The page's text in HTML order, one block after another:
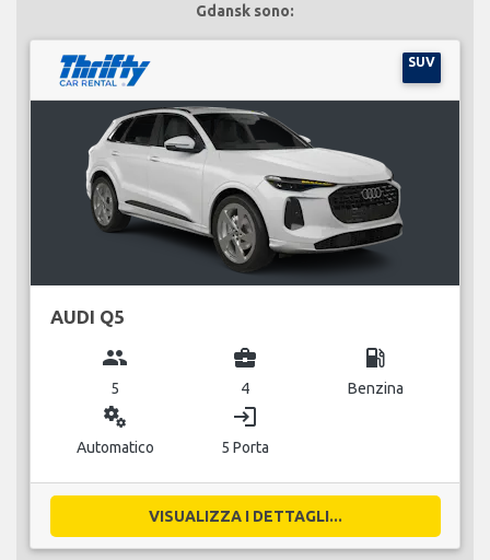
Gdansk sono:
SUV
AUDI Q5
group
5
business_center
4
local_gas_station
Benzina
miscellaneous_services
Automatico
login
5 Porta
VISUALIZZA I DETTAGLI...